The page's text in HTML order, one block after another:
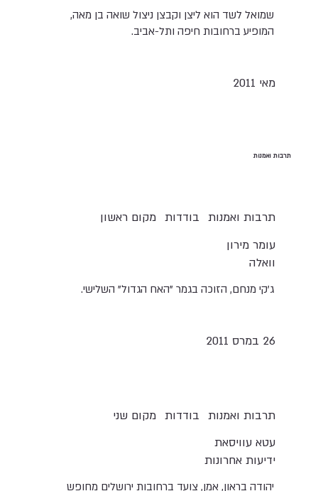
שמואל לשד הוא ליצן וקבצן ניצול שואה בן מאה,
המופיע ברחובות חיפה ותל-אביב.
מאי 2011
תרבות ואמנות
מקום ראשון בודדות תרבות ואמנות
עומר מירון
וואלה
ג'קי מנחם, הזוכה בגמר "האח הגדול" השלישי.
26 במרס 2011
מקום שני בודדות תרבות ואמנות
עטא עוויסאת
ידיעות אחרונות
יהודה בראון, אמן, צועד ברחובות ירושלים מחופש